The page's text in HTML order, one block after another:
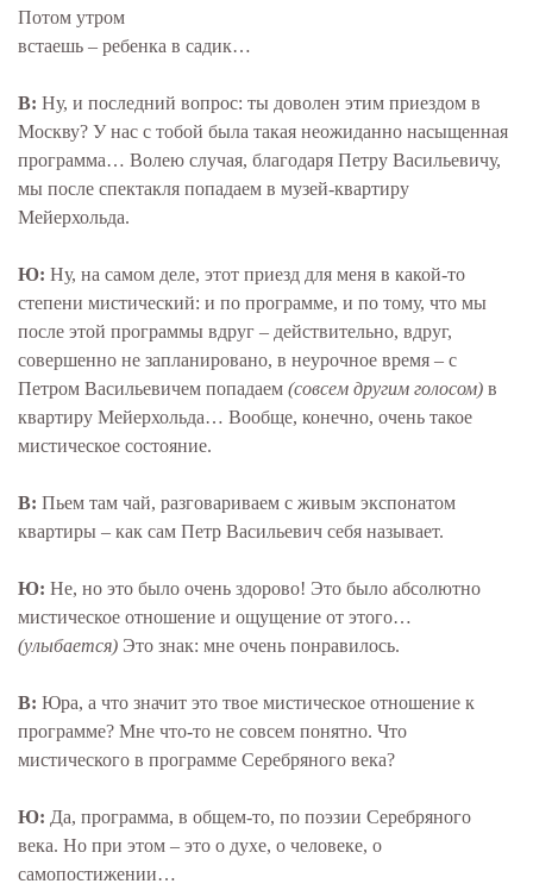
Потом утром
встаешь – ребенка в садик…
В: Ну, и последний вопрос: ты доволен этим приездом в
Москву? У нас с тобой была такая неожиданно насыщенная
программа… Волею случая, благодаря Петру Васильевичу,
мы после спектакля попадаем в музей-квартиру
Мейерхольда.
Ю: Ну, на самом деле, этот приезд для меня в какой-то
степени мистический: и по программе, и по тому, что мы
после этой программы вдруг – действительно, вдруг,
совершенно не запланировано, в неурочное время – с
Петром Васильевичем попадаем (совсем другим голосом) в
квартиру Мейерхольда… Вообще, конечно, очень такое
мистическое состояние.
В: Пьем там чай, разговариваем с живым экспонатом
квартиры – как сам Петр Васильевич себя называет.
Ю: Не, но это было очень здорово! Это было абсолютно
мистическое отношение и ощущение от этого…
(улыбается) Это знак: мне очень понравилось.
В: Юра, а что значит это твое мистическое отношение к
программе? Мне что-то не совсем понятно. Что
мистического в программе Серебряного века?
Ю: Да, программа, в общем-то, по поэзии Серебряного
века. Но при этом – это о духе, о человеке, о
самопостижении…